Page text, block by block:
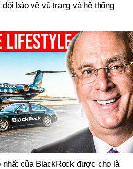
bảo vệ vũ trang và hệ thống
nhất của BlackRock được cho là